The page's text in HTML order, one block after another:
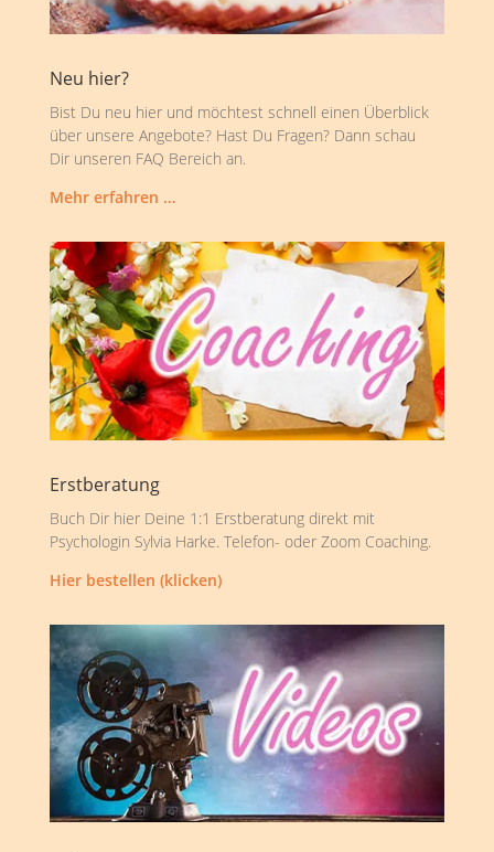
Neu hier?
Bist Du neu hier und möchtest schnell einen Überblick
über unsere Angebote? Hast Du Fragen? Dann schau
Dir unseren FAQ Bereich an.
Mehr erfahren …
Erstberatung
Buch Dir hier Deine 1:1 Erstberatung direkt mit
Psychologin Sylvia Harke. Telefon- oder Zoom Coaching.
Hier bestellen (klicken)